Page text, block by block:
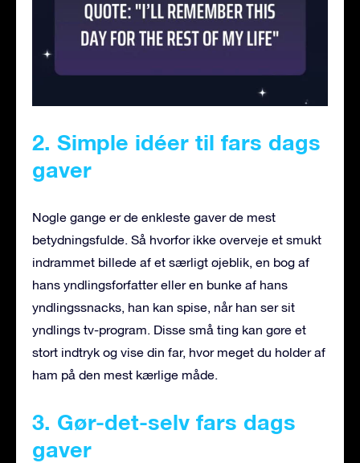
2. Simple idéer til fars dags
gaver
Nogle gange er de enkleste gaver de mest
betydningsfulde. Så hvorfor ikke overveje et smukt
indrammet billede af et særligt øjeblik, en bog af
hans yndlingsforfatter eller en bunke af hans
yndlingssnacks, han kan spise, når han ser sit
yndlings tv-program. Disse små ting kan gøre et
stort indtryk og vise din far, hvor meget du holder af
ham på den mest kærlige måde.
3. Gør-det-selv fars dags
gaver